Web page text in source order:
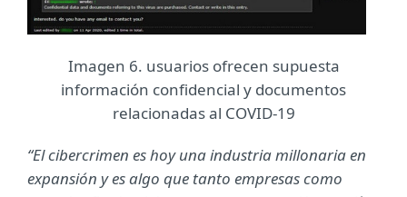
Imagen 6. usuarios ofrecen supuesta
información confidencial y documentos
relacionadas al COVID-19
“El cibercrimen es hoy una industria millonaria en
expansión y es algo que tanto empresas como